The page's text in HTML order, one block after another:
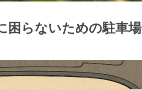
困らないための駐車場